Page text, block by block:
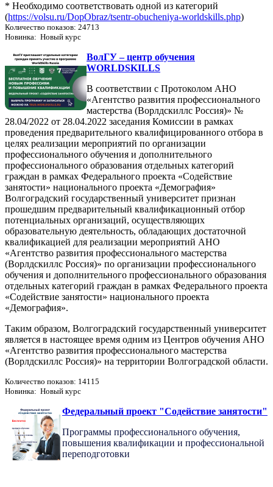
* Необходимо соответствовать одной из категорий
(https://volsu.ru/DopObraz/tsentr-obucheniya-worldskills.php)
Количество показов: 24713
Новинка: Новый курс
ВолГУ – центр обучения
WORLDSKILLS
В соответствии с Протоколом АНО
«Агентство развития профессионального
мастерства (Ворлдскиллс Россия)» №
28.04/2022 от 28.04.2022 заседания Комиссии в рамках
проведения предварительного квалифицированного отбора в
целях реализации мероприятий по организации
профессионального обучения и дополнительного
профессионального образования отдельных категорий
граждан в рамках Федерального проекта «Содействие
занятости» национального проекта «Демография»
Волгоградский государственный университет признан
прошедшим предварительный квалификационный отбор
потенциальных организаций, осуществляющих
образовательную деятельность, обладающих достаточной
квалификацией для реализации мероприятий АНО
«Агентство развития профессионального мастерства
(Ворлдскиллс Россия)» по организации профессионального
обучения и дополнительного профессионального образования
отдельных категорий граждан в рамках Федерального проекта
«Содействие занятости» национального проекта
«Демография».
Таким образом, Волгоградский государственный университет
является в настоящее время одним из Центров обучения АНО
«Агентство развития профессионального мастерства
(Ворлдскиллс Россия)» на территории Волгоградской области.
Количество показов: 14115
Новинка: Новый курс
Федеральный проект "Содействие занятости"
Программы профессионального обучения,
повышения квалификации и профессиональной
переподготовки